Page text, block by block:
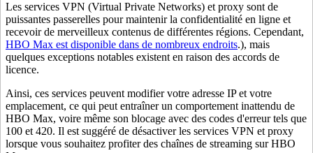
Les services VPN (Virtual Private Networks) et proxy sont de
puissantes passerelles pour maintenir la confidentialité en ligne et
recevoir de merveilleux contenus de différentes régions. Cependant,
HBO Max est disponible dans de nombreux endroits.), mais
quelques exceptions notables existent en raison des accords de
licence.
Ainsi, ces services peuvent modifier votre adresse IP et votre
emplacement, ce qui peut entraîner un comportement inattendu de
HBO Max, voire même son blocage avec des codes d'erreur tels que
100 et 420. Il est suggéré de désactiver les services VPN et proxy
lorsque vous souhaitez profiter des chaînes de streaming sur HBO